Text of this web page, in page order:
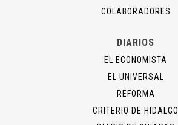
COLABORADORES
DIARIOS
EL ECONOMISTA
EL UNIVERSAL
REFORMA
CRITERIO DE HIDALGO